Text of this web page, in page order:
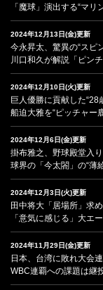
「魔球」演出する“マリ
2024年12月13日(金)更新
今永昇太、驚異の“スピ
川口和久が解説「ピンチ
2024年12月10日(火)更新
巨人優勝に貢献した“28
船迫大雅を“ピッチャー
2024年12月6日(金)更新
掛布雅之、野球殿堂入
球界の「今太閤」の“薄
2024年12月3日(火)更新
田中将大「居場所」求
「意気に感じる」大エ
2024年11月29日(金)更新
日本、台湾に敗れ大会
WBC連覇への課題は継